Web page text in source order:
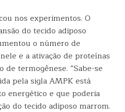
nos experimentos. O
do tecido adiposo
o número de
e a ativação de proteínas
de termogênese. “Sabe-se
pela sigla AMPK está
energético e que poderia
do tecido adiposo marrom.